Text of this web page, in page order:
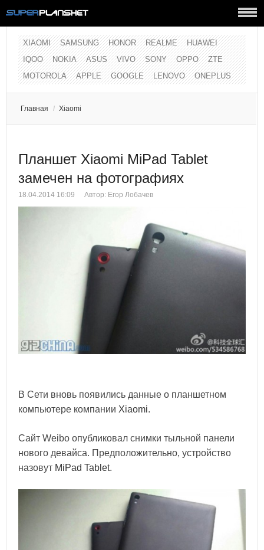
XIAOMI SAMSUNG HONOR REALME
HUAWEI
IQOO
NOKIA ASUS VIVO SONY OPPO
ZTE
MOTOROLA
APPLE GOOGLE LENOVO ONEPLUS
Главная / Xiaomi
Планшет Xiaomi MiPad Tablet
замечен на фотографиях
18.04.2014 16:09 Автор: Егор Лобачев
В Сети вновь появились данные о планшетном
компьютере компании Xiaomi.
Сайт Weibo опубликовал снимки тыльной панели
нового девайса. Предположительно, устройство
назовут MiPad Tablet.